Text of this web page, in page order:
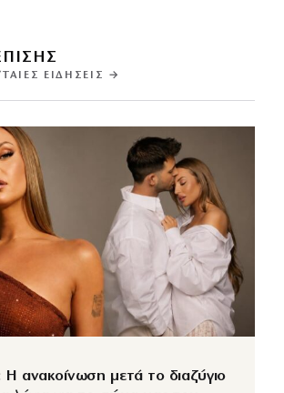
ΕΙΔΉΣΕΙΣ →
ανακοίνωση μετά το διαζύγιο